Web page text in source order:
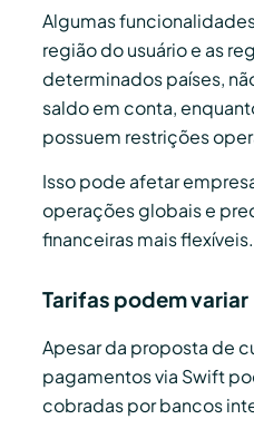
Algumas
região do usuário e as
determinados países,
saldo em conta,
possuem restrições
Isso pode afetar
operações globais e
financeiras mais flexíveis.
Tarifas podem variar
Apesar da proposta de
pagamentos via Swift
cobradas por bancos